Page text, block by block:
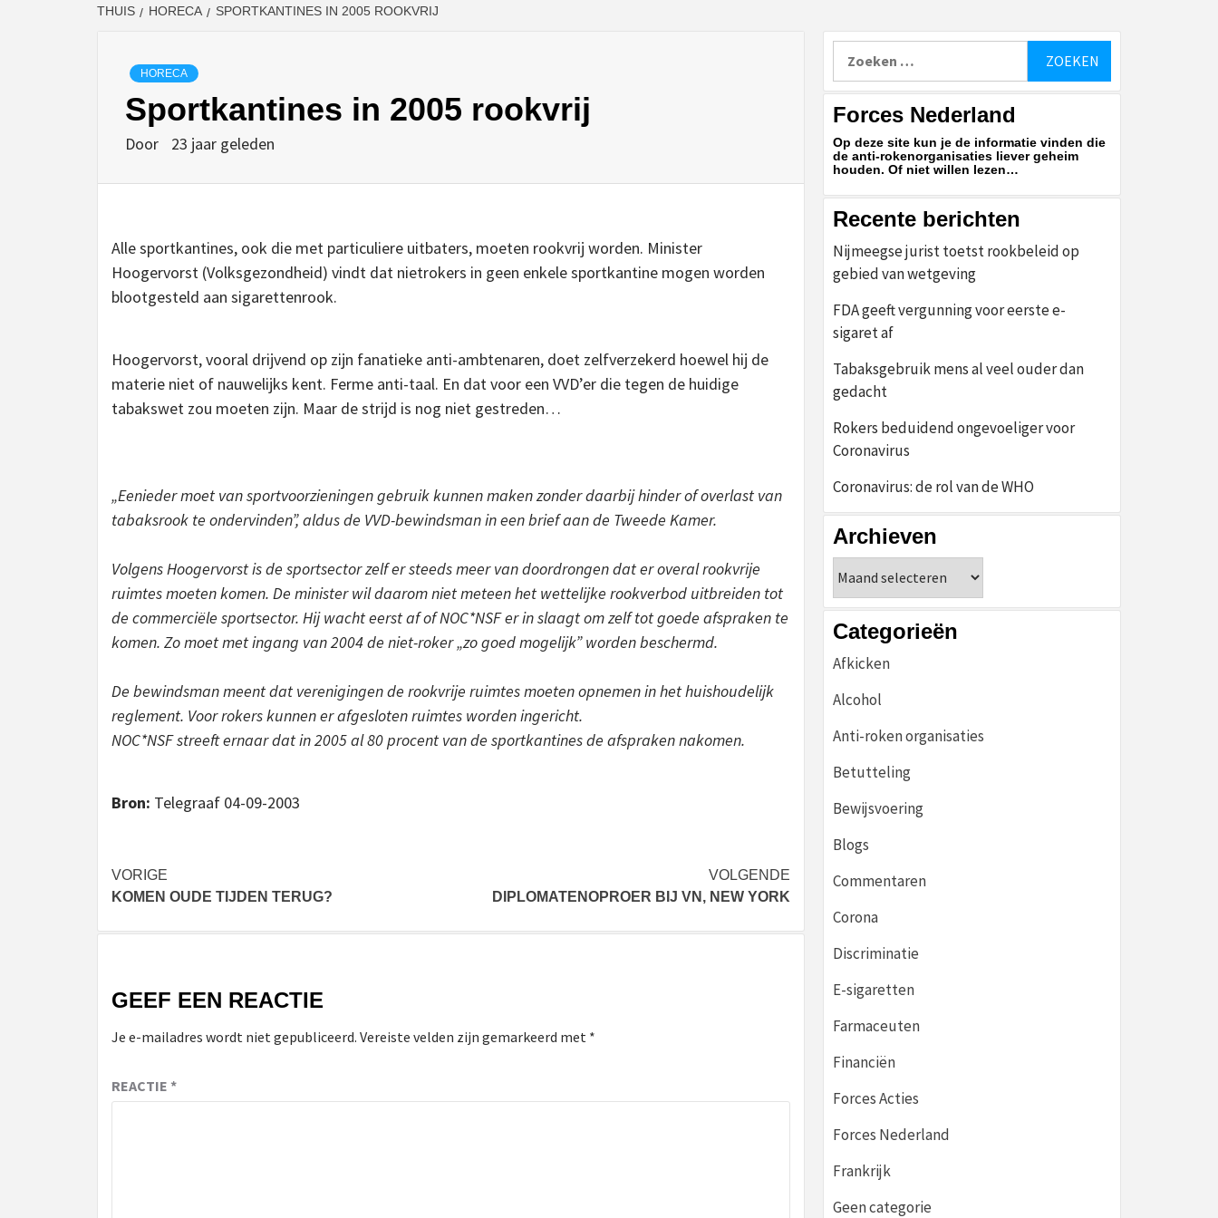
THUIS HORECA SPORTKANTINES IN 2005 ROOKVRIJ
HORECA
Sportkantines in 2005 rookvrij
Door 23 jaar geleden
Alle sportkantines, ook die met particuliere uitbaters, moeten rookvrij worden. Minister
Hoogervorst (Volksgezondheid) vindt dat nietrokers in geen enkele sportkantine mogen worden
blootgesteld aan sigarettenrook.
Hoogervorst, vooral drijvend op zijn fanatieke anti-ambtenaren, doet zelfverzekerd hoewel hij de
materie niet of nauwelijks kent. Ferme anti-taal. En dat voor een VVD’er die tegen de huidige
tabakswet zou moeten zijn. Maar de strijd is nog niet gestreden…
„Eenieder moet van sportvoorzieningen gebruik kunnen maken zonder daarbij hinder of overlast van
tabaksrook te ondervinden”, aldus de VVD-bewindsman in een brief aan de Tweede Kamer.
Volgens Hoogervorst is de sportsector zelf er steeds meer van doordrongen dat er overal rookvrije
ruimtes moeten komen. De minister wil daarom niet meteen het wettelijke rookverbod uitbreiden tot
de commerciële sportsector. Hij wacht eerst af of NOC*NSF er in slaagt om zelf tot goede afspraken te
komen. Zo moet met ingang van 2004 de niet-roker „zo goed mogelijk” worden beschermd.
De bewindsman meent dat verenigingen de rookvrije ruimtes moeten opnemen in het huishoudelijk
reglement. Voor rokers kunnen er afgesloten ruimtes worden ingericht.
NOC*NSF streeft ernaar dat in 2005 al 80 procent van de sportkantines de afspraken nakomen.
Bron: Telegraaf 04-09-2003
Bericht
navigatie
VORIGE
KOMEN OUDE TIJDEN TERUG?
VOLGENDE
DIPLOMATENOPROER BIJ VN, NEW YORK
GEEF EEN REACTIE
Je e-mailadres wordt niet gepubliceerd. Vereiste velden zijn gemarkeerd met *
REACTIE *
naar:
Forces Nederland
Op deze site kun je de informatie vinden die
de anti-rokenorganisaties liever geheim
houden. Of niet willen lezen…
Recente berichten
Nijmeegse jurist toetst rookbeleid op
gebied van wetgeving
FDA geeft vergunning voor eerste e-
sigaret af
Tabaksgebruik mens al veel ouder dan
gedacht
Rokers beduidend ongevoeliger voor
Coronavirus
Coronavirus: de rol van de WHO
Archieven
Categorieën
Afkicken
Alcohol
Anti-roken organisaties
Betutteling
Bewijsvoering
Blogs
Commentaren
Corona
Discriminatie
E-sigaretten
Farmaceuten
Financiën
Forces Acties
Forces Nederland
Frankrijk
Geen categorie